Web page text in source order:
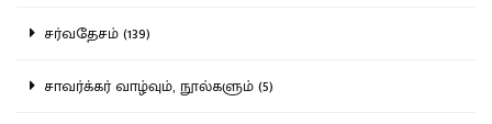
சர்வதேசம் (139)
சாவர்க்கர் வாழ்வும், நூல்களும் (5)